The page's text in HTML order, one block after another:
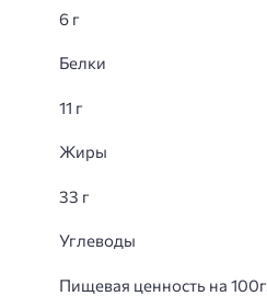
6 г
Белки
11 г
Жиры
33 г
Углеводы
Пищевая ценность на 100г.